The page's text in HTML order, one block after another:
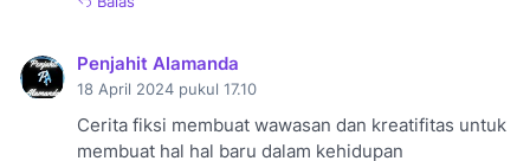
Penjahit Alamanda
18 April 2024 pukul 17.10
Cerita fiksi membuat wawasan dan kreatifitas untuk
membuat hal hal baru dalam kehidupan